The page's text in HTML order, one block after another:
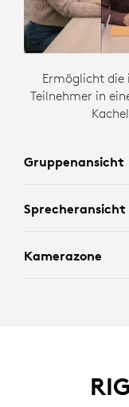
Ermöglicht die
Teilnehmer in
Gruppenansicht
Sprecheransicht
Kamerazone